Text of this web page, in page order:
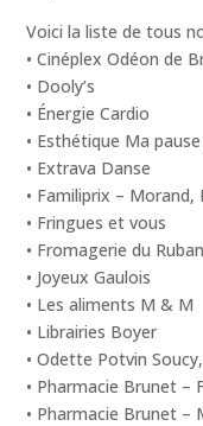
Voici la liste de tous
• Cinéplex Odéon de
• Dooly’s
• Énergie Cardio
• Esthétique Ma
• Extrava Danse
• Familiprix –
• Fringues et vous
• Fromagerie du
• Joyeux Gaulois
• Les aliments M & M
• Librairies Boyer
• Odette Potvin
• Pharmacie Brunet –
• Pharmacie Brunet –